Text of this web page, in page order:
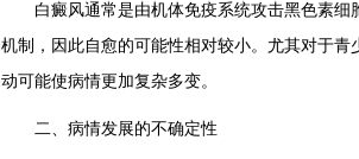
白癜风通常是由机体免疫系统攻击黑色素细
机制，因此自愈的可能性相对较小。尤其对于
动可能使病情更加复杂多变。
二、病情发展的不确定性